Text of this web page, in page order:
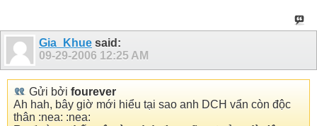
Gia_Khue said:
09-29-2006 12:25 AM
Gửi bởi fourever
Ah hah, bây giờ mới hiểu tại sao anh DCH vẩn còn độc
thân :nea: :nea: